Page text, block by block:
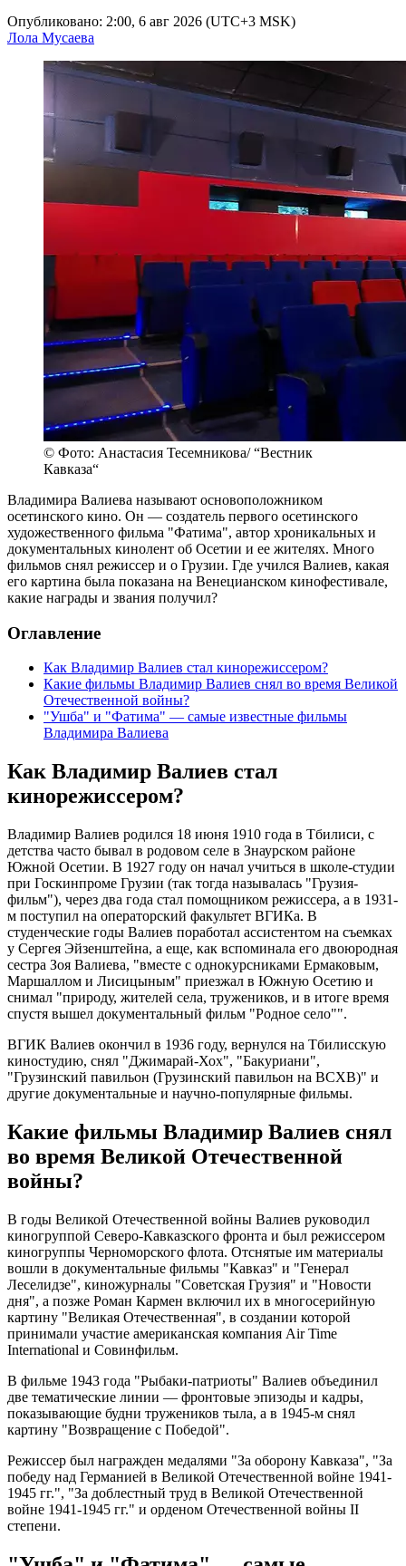
Опубликовано: 2:00, 6 авг 2026 (UTC+3 MSK)
Лола Мусаева
© Фото: Анастасия Тесемникова/ “Вестник
Кавказа“
Владимира Валиева называют основоположником
осетинского кино. Он — создатель первого осетинского
художественного фильма "Фатима", автор хроникальных и
документальных кинолент об Осетии и ее жителях. Много
фильмов снял режиссер и о Грузии. Где учился Валиев, какая
его картина была показана на Венецианском кинофестивале,
какие награды и звания получил?
Оглавление
Как Владимир Валиев стал кинорежиссером?
Какие фильмы Владимир Валиев снял во время Великой
Отечественной войны?
"Ушба" и "Фатима" — самые известные фильмы
Владимира Валиева
Как Владимир Валиев стал
кинорежиссером?
Владимир Валиев родился 18 июня 1910 года в Тбилиси, с
детства часто бывал в родовом селе в Знаурском районе
Южной Осетии. В 1927 году он начал учиться в школе-студии
при Госкинпроме Грузии (так тогда называлась "Грузия-
фильм"), через два года стал помощником режиссера, а в 1931-
м поступил на операторский факультет ВГИКа. В
студенческие годы Валиев поработал ассистентом на съемках
у Сергея Эйзенштейна, а еще, как вспоминала его двоюродная
сестра Зоя Валиева, "вместе с однокурсниками Ермаковым,
Маршаллом и Лисицыным" приезжал в Южную Осетию и
снимал "природу, жителей села, тружеников, и в итоге время
спустя вышел документальный фильм "Родное село"".
ВГИК Валиев окончил в 1936 году, вернулся на Тбилисскую
киностудию, снял "Джимарай-Хох", "Бакуриани",
"Грузинский павильон (Грузинский павильон на ВСХВ)" и
другие документальные и научно-популярные фильмы.
Какие фильмы Владимир Валиев снял
во время Великой Отечественной
войны?
В годы Великой Отечественной войны Валиев руководил
киногруппой Северо-Кавказского фронта и был режиссером
киногруппы Черноморского флота. Отснятые им материалы
вошли в документальные фильмы "Кавказ" и "Генерал
Леселидзе", киножурналы "Советская Грузия" и "Новости
дня", а позже Роман Кармен включил их в многосерийную
картину "Великая Отечественная", в создании которой
принимали участие американская компания Air Time
International и Совинфильм.
В фильме 1943 года "Рыбаки-патриоты" Валиев объединил
две тематические линии — фронтовые эпизоды и кадры,
показывающие будни тружеников тыла, а в 1945-м снял
картину "Возвращение с Победой".
Режиссер был награжден медалями "За оборону Кавказа", "За
победу над Германией в Великой Отечественной войне 1941-
1945 гг.", "За доблестный труд в Великой Отечественной
войне 1941-1945 гг." и орденом Отечественной войны II
степени.